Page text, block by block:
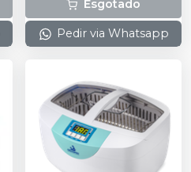
Esgotado
Pedir via Whatsapp